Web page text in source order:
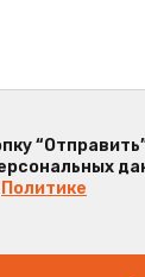
Политике